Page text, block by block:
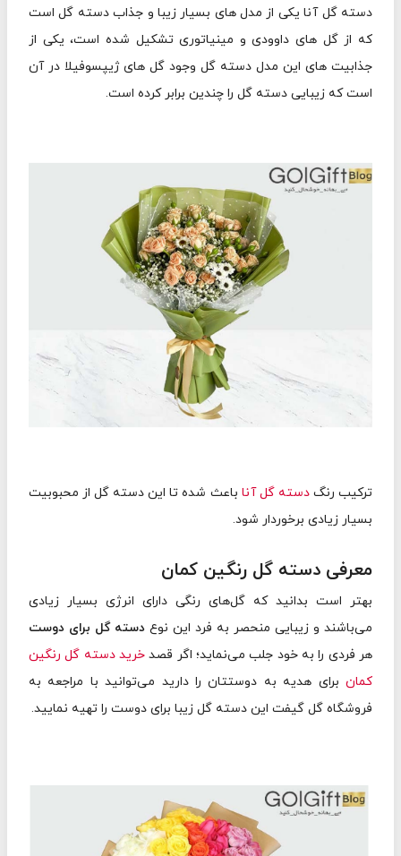
دسته گل آنا یکی از مدل های بسیار زیبا و جذاب دسته گل است
که از گل های داوودی و مینیاتوری تشکیل شده است، یکی از
جذابیت های این مدل دسته گل وجود گل های ژيپسوفيلا در آن
است که زیبایی دسته گل را چندین برابر کرده است.
ترکیب رنگدسته گل آنا باعث شده تا این دسته گل از محبوبیت
بسیار زیادی برخوردار شود.
معرفی دسته گل رنگین کمان
بهتر است بدانید که گل‌های رنگی دارای انرژی بسیار زیادی
می‌باشند و زیبایی منحصر به فرد این نوع دسته گل برای دوست
هر فردی را به خود جلب می‌نماید؛ اگر قصد خرید دسته گل رنگین
کمان برای هدیه به دوستتان را دارید می‌توانید با مراجعه به
فروشگاه گل گیفت این دسته گل زیبا برای دوست را تهیه نمایید.